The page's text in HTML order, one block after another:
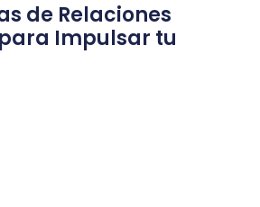
de Relaciones
Impulsar tu